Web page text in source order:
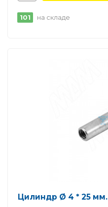
101 на складе
Цилиндр Ø 4 * 25 мм.